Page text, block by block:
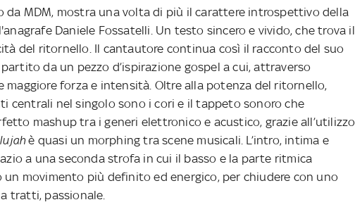
da MDM, mostra una volta di più il carattere introspettivo della
Daniele Fossatelli. Un testo sincero e vivido, che trova il
del ritornello. Il cantautore continua così il racconto del suo
da un pezzo d’ispirazione gospel a cui, attraverso
maggiore forza e intensità. Oltre alla potenza del ritornello,
centrali nel singolo sono i cori e il tappeto sonoro che
mashup tra i generi elettronico e acustico, grazie all’utilizzo
è quasi un morphing tra scene musicali. L’intro, intima e
a una seconda strofa in cui il basso e la parte ritmica
un movimento più definito ed energico, per chiudere con uno
tratti, passionale.